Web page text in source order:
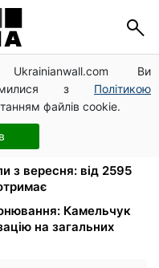
Ви
з Політикою
файлів cookie.
Матфій, три
посту та прикмети на
заяви на
опалення
з вересня: від 2595
Камельчук
на загальних